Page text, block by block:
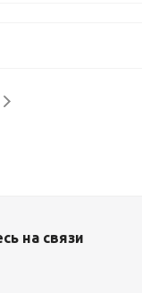
на связи